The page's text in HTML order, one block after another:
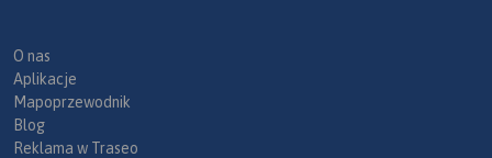
O nas
Aplikacje
Mapoprzewodnik
Blog
Reklama w Traseo